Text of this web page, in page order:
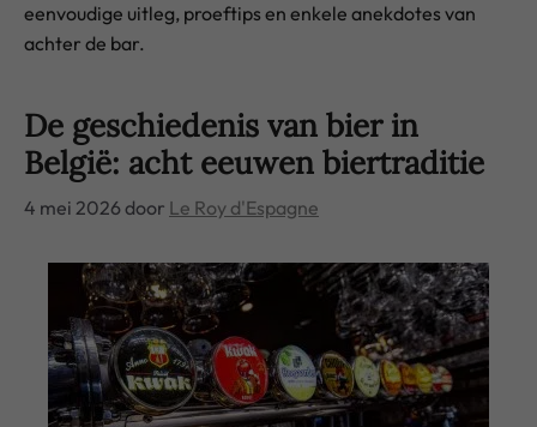
eenvoudige uitleg, proeftips en enkele anekdotes van
achter de bar.
De geschiedenis van bier in
België: acht eeuwen biertraditie
4 mei 2026door Le Roy d'Espagne